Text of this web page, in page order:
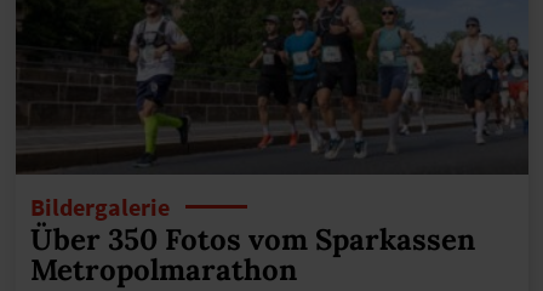
Bildergalerie
Über 350 Fotos vom Sparkassen
Metropolmarathon